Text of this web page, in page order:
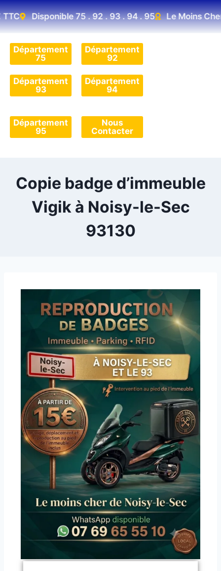
Disponible 75 . 92 . 93 . 94 . 95 Le Moins Cher
Département
75
Département
92
Département
93
Département
94
Département
95
Nous
Contacter
Copie badge d’immeuble
Vigik à Noisy-le-Sec
93130